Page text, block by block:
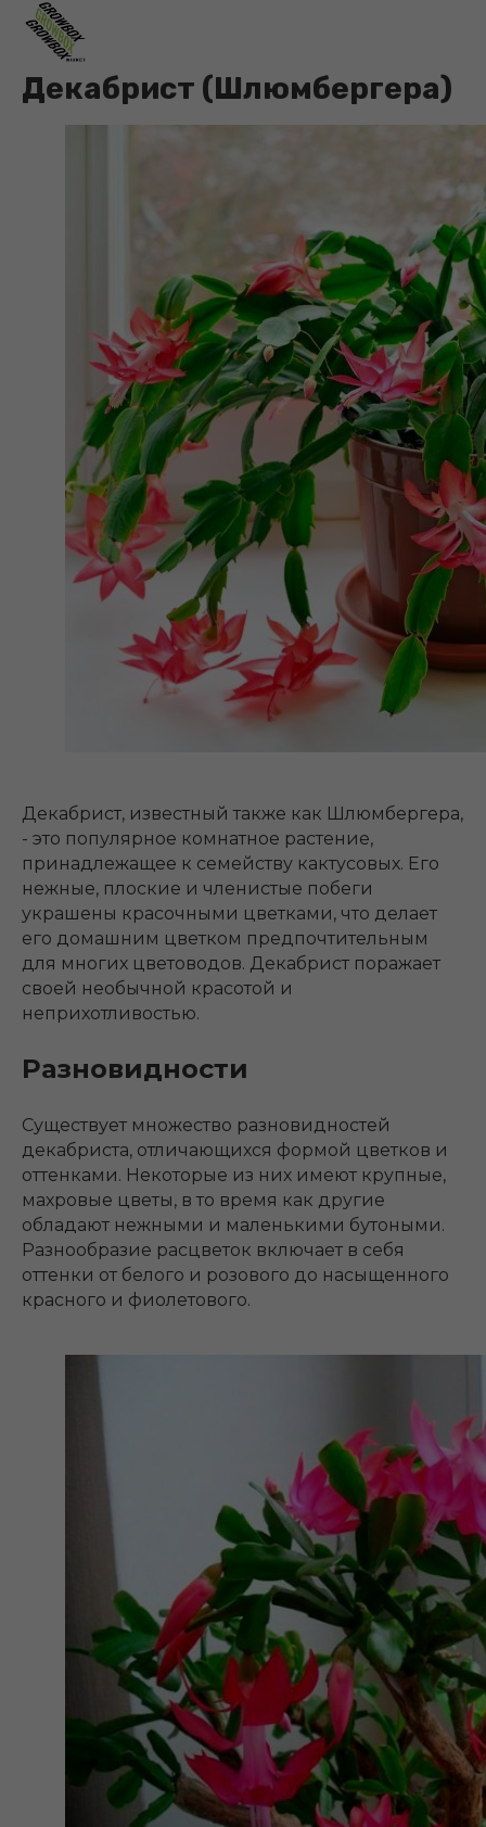
Декабрист (Шлюмбергера)
Декабрист, известный также как Шлюмбергера,
- это популярное комнатное растение,
принадлежащее к семейству кактусовых. Его
нежные, плоские и членистые побеги
украшены красочными цветками, что делает
его домашним цветком предпочтительным
для многих цветоводов. Декабрист поражает
своей необычной красотой и
неприхотливостью.
Разновидности
Существует множество разновидностей
декабриста, отличающихся формой цветков и
оттенками. Некоторые из них имеют крупные,
махровые цветы, в то время как другие
обладают нежными и маленькими бутоными.
Разнообразие расцветок включает в себя
оттенки от белого и розового до насыщенного
красного и фиолетового.